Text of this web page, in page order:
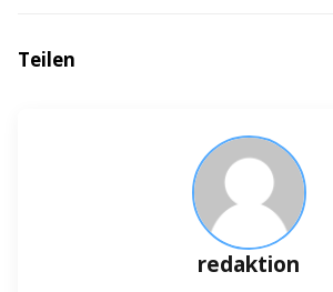
Teilen
redaktion